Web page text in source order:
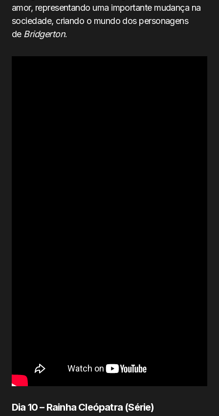
amor, representando uma importante mudança na
sociedade, criando o mundo dos personagens
de Bridgerton.
Dia 10 – Rainha Cleópatra (Série)